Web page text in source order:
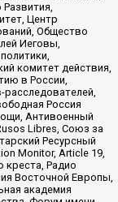
Центр
Общество
Иеговы,
комитет действия,
в России,
Россия
Антивоенный
Libres, Союз за
Ресурсный
Monitor, Article 19,
креста, Радио
Восточной Европы,
академия